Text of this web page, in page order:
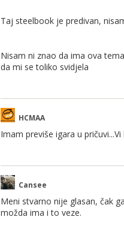
Taj steelbook je predivan,
Nisam ni znao da ima ova
da mi se toliko svidjela
HCMAA
Imam previše igara u
Cansee
Meni stvarno nije glasan, čak
možda ima i to veze.